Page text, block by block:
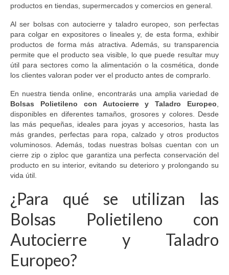
productos en tiendas, supermercados y comercios en general.
Al ser bolsas con autocierre y taladro europeo, son perfectas
para colgar en expositores o lineales y, de esta forma, exhibir
productos de forma más atractiva. Además, su transparencia
permite que el producto sea visible, lo que puede resultar muy
útil para sectores como la alimentación o la cosmética, donde
los clientes valoran poder ver el producto antes de comprarlo.
En nuestra tienda online, encontrarás una amplia variedad de
Bolsas Polietileno con Autocierre y Taladro Europeo,
disponibles en diferentes tamaños, grosores y colores. Desde
las más pequeñas, ideales para joyas y accesorios, hasta las
más grandes, perfectas para ropa, calzado y otros productos
voluminosos. Además, todas nuestras bolsas cuentan con un
cierre zip o ziploc que garantiza una perfecta conservación del
producto en su interior, evitando su deterioro y prolongando su
vida útil.
¿Para qué se utilizan las
Bolsas Polietileno con
Autocierre y Taladro
Europeo?